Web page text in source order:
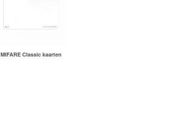
MIFARE Classic kaarten